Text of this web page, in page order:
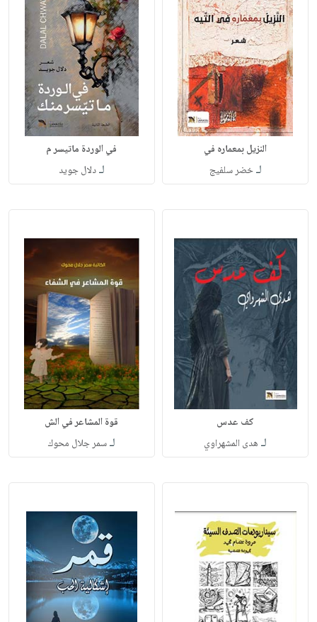
النزيل بمعماره في
لـخضر سلفيج
في الوردة ماتيسر م
لـدلال جويد
كف عدس
لـ هدى المشهراوي
قوة المشاعر في الش
لـسمر جلال محوك